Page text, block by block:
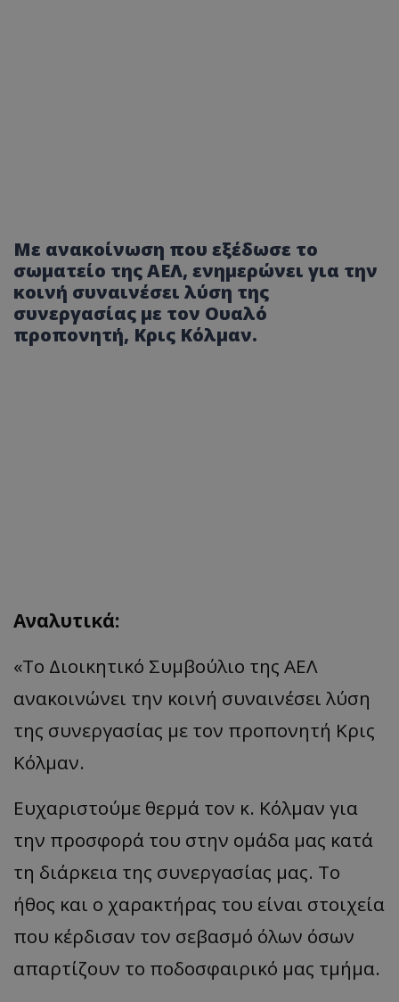
Με ανακοίνωση που εξέδωσε το
σωματείο της ΑΕΛ, ενημερώνει για την
κοινή συναινέσει λύση της
συνεργασίας με τον Ουαλό
προπονητή, Κρις Κόλμαν.
Αναλυτικά:
«Το Διοικητικό Συμβούλιο της ΑΕΛ
ανακοινώνει την κοινή συναινέσει λύση
της συνεργασίας με τον προπονητή Κρις
Κόλμαν.
Ευχαριστούμε θερμά τον κ. Κόλμαν για
την προσφορά του στην ομάδα μας κατά
τη διάρκεια της συνεργασίας μας. Το
ήθος και ο χαρακτήρας του είναι στοιχεία
που κέρδισαν τον σεβασμό όλων όσων
απαρτίζουν το ποδοσφαιρικό μας τμήμα.